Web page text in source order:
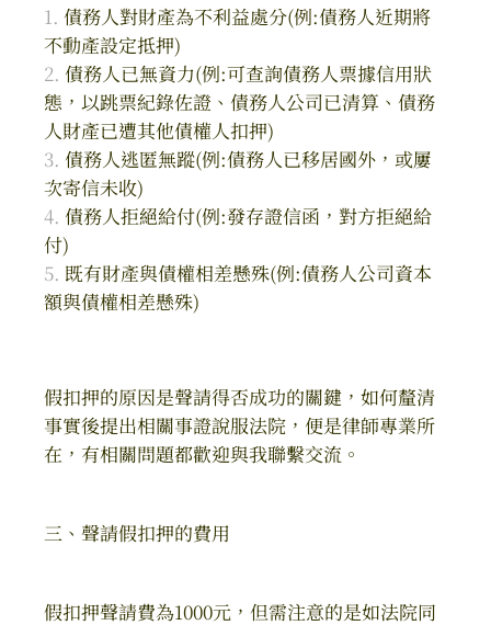
債務人對財產為不利益處分(例:債務人近期將
不動產設定抵押)
債務人已無資力(例:可查詢債務人票據信用狀
態，以跳票紀錄佐證、債務人公司已清算、債務
人財產已遭其他債權人扣押)
債務人逃匿無蹤(例:債務人已移居國外，或屢
次寄信未收)
債務人拒絕給付(例:發存證信函，對方拒絕給
付)
既有財產與債權相差懸殊(例:債務人公司資本
額與債權相差懸殊)
假扣押的原因是聲請得否成功的關鍵，如何釐清
事實後提出相關事證說服法院，便是律師專業所
在，有相關問題都歡迎與我聯繫交流。
三、聲請假扣押的費用
假扣押聲請費為1000元，但需注意的是如法院同